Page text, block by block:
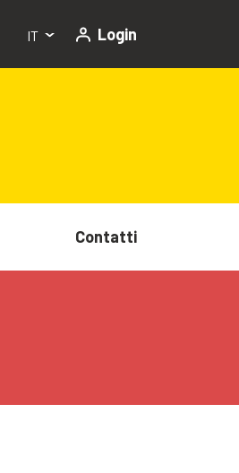
IT Login
Contatti